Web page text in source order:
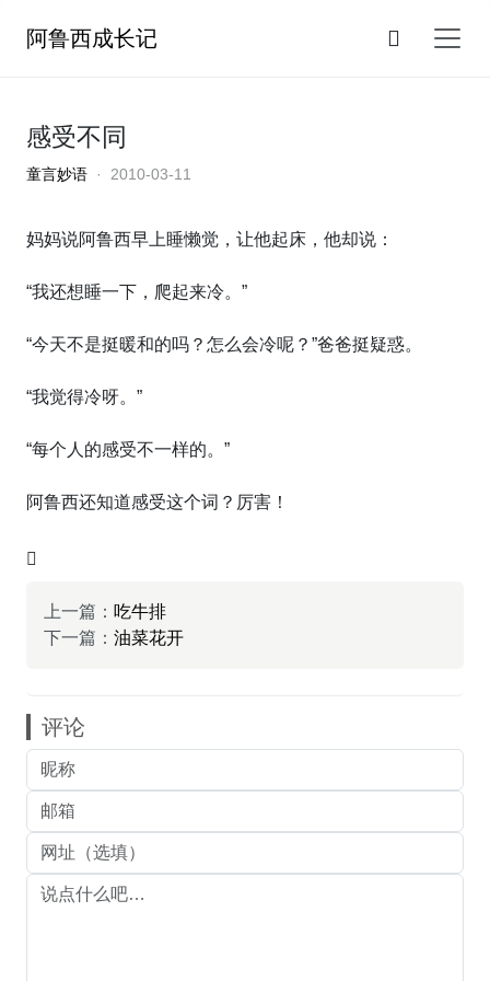
阿鲁西成长记
感受不同
童言妙语 · 2010-03-11
妈妈说阿鲁西早上睡懒觉，让他起床，他却说：
“我还想睡一下，爬起来冷。”
“今天不是挺暖和的吗？怎么会冷呢？”爸爸挺疑惑。
“我觉得冷呀。”
“每个人的感受不一样的。”
阿鲁西还知道感受这个词？厉害！
上一篇： 吃牛排
下一篇： 油菜花开
评论